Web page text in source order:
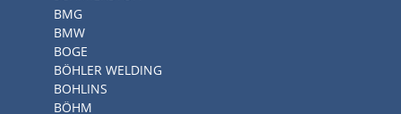
BMG
BMW
BOGE
BÖHLER WELDING
BOHLINS
BÖHM